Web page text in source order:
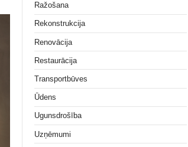
Ražošana
Rekonstrukcija
Renovācija
Restaurācija
Transportbūves
Ūdens
Ugunsdrošība
Uzņēmumi